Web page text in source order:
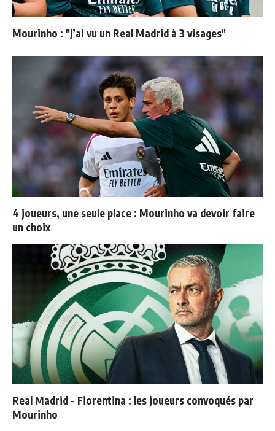
Mourinho : "J’ai vu un Real Madrid à 3 visages"
4 joueurs, une seule place : Mourinho va devoir faire
un choix
Real Madrid - Fiorentina : les joueurs convoqués par
Mourinho